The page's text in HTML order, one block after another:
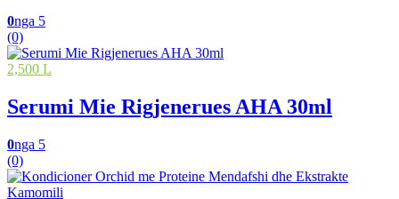
0nga 5
(0)
2,500 L
Serumi Mie Rigjenerues AHA 30ml
0nga 5
(0)